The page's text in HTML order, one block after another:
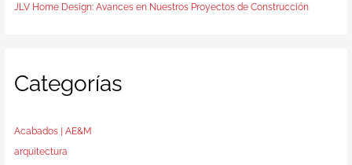
JLV Home Design: Avances en Nuestros Proyectos de Construcción
Categorías
Acabados | AE&M
arquitectura